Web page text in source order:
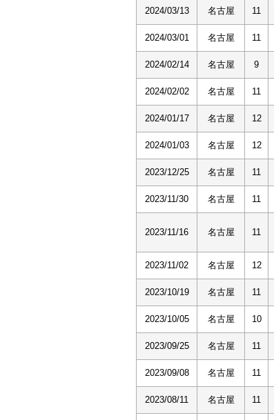
2024/03/13 名古屋 11
2024/03/01 名古屋 11
2024/02/14 名古屋 9
2024/02/02 名古屋 11
2024/01/17 名古屋 12
2024/01/03 名古屋 12
2023/12/25 名古屋 11
2023/11/30 名古屋 11
2023/11/16 名古屋 11
2023/11/02 名古屋 12
2023/10/19 名古屋 11
2023/10/05 名古屋 10
2023/09/25 名古屋 11
2023/09/08 名古屋 11
2023/08/11 名古屋 11